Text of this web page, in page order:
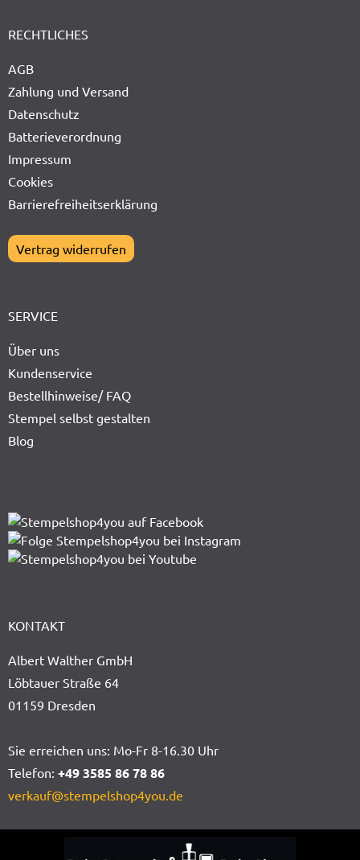
RECHTLICHES
AGB
Zahlung und Versand
Datenschutz
Batterieverordnung
Impressum
Cookies
Barrierefreiheitserklärung
Vertrag widerrufen
SERVICE
Über uns
Kundenservice
Bestellhinweise/ FAQ
Stempel selbst gestalten
Blog
KONTAKT
Albert Walther GmbH
Löbtauer Straße 64
01159 Dresden
Sie erreichen uns: Mo-Fr 8-16.30 Uhr
Telefon: +49 3585 86 78 86
verkauf@stempelshop4you.de